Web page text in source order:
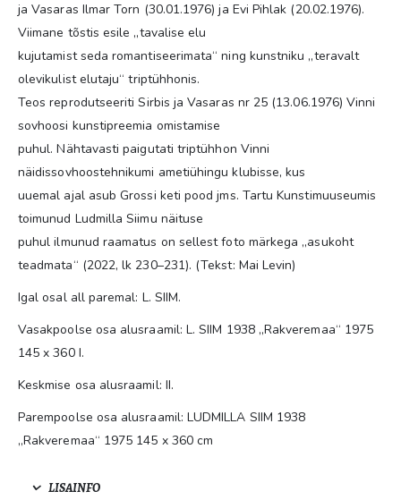
ja Vasaras Ilmar Torn (30.01.1976) ja Evi Pihlak (20.02.1976).
Viimane tõstis esile „tavalise elu
kujutamist seda romantiseerimata“ ning kunstniku „teravalt
olevikulist elutaju“ triptühhonis.
Teos reprodutseeriti Sirbis ja Vasaras nr 25 (13.06.1976) Vinni
sovhoosi kunstipreemia omistamise
puhul. Nähtavasti paigutati triptühhon Vinni
näidissovhoostehnikumi ametiühingu klubisse, kus
uuemal ajal asub Grossi keti pood jms. Tartu Kunstimuuseumis
toimunud Ludmilla Siimu näituse
puhul ilmunud raamatus on sellest foto märkega „asukoht
teadmata“ (2022, lk 230–231). (Tekst: Mai Levin)
Igal osal all paremal: L. SIIM.
Vasakpoolse osa alusraamil: L. SIIM 1938 „Rakveremaa“ 1975
145 x 360 I.
Keskmise osa alusraamil: II.
Parempoolse osa alusraamil: LUDMILLA SIIM 1938
„Rakveremaa“ 1975 145 x 360 cm
LISAINFO